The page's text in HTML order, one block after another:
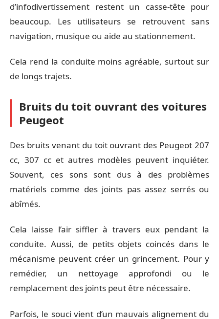
d’infodivertissement restent un casse-tête pour
beaucoup. Les utilisateurs se retrouvent sans
navigation, musique ou aide au stationnement.
Cela rend la conduite moins agréable, surtout sur
de longs trajets.
Bruits du toit ouvrant des voitures
Peugeot
Des bruits venant du toit ouvrant des Peugeot 207
cc, 307 cc et autres modèles peuvent inquiéter.
Souvent, ces sons sont dus à des problèmes
matériels comme des joints pas assez serrés ou
abîmés.
Cela laisse l’air siffler à travers eux pendant la
conduite. Aussi, de petits objets coincés dans le
mécanisme peuvent créer un grincement. Pour y
remédier, un nettoyage approfondi ou le
remplacement des joints peut être nécessaire.
Parfois, le souci vient d’un mauvais alignement du